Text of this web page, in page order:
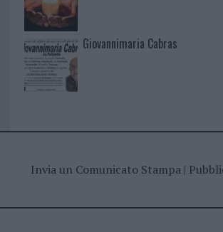
Giovannimaria Cabras
Invia un Comunicato Stampa|